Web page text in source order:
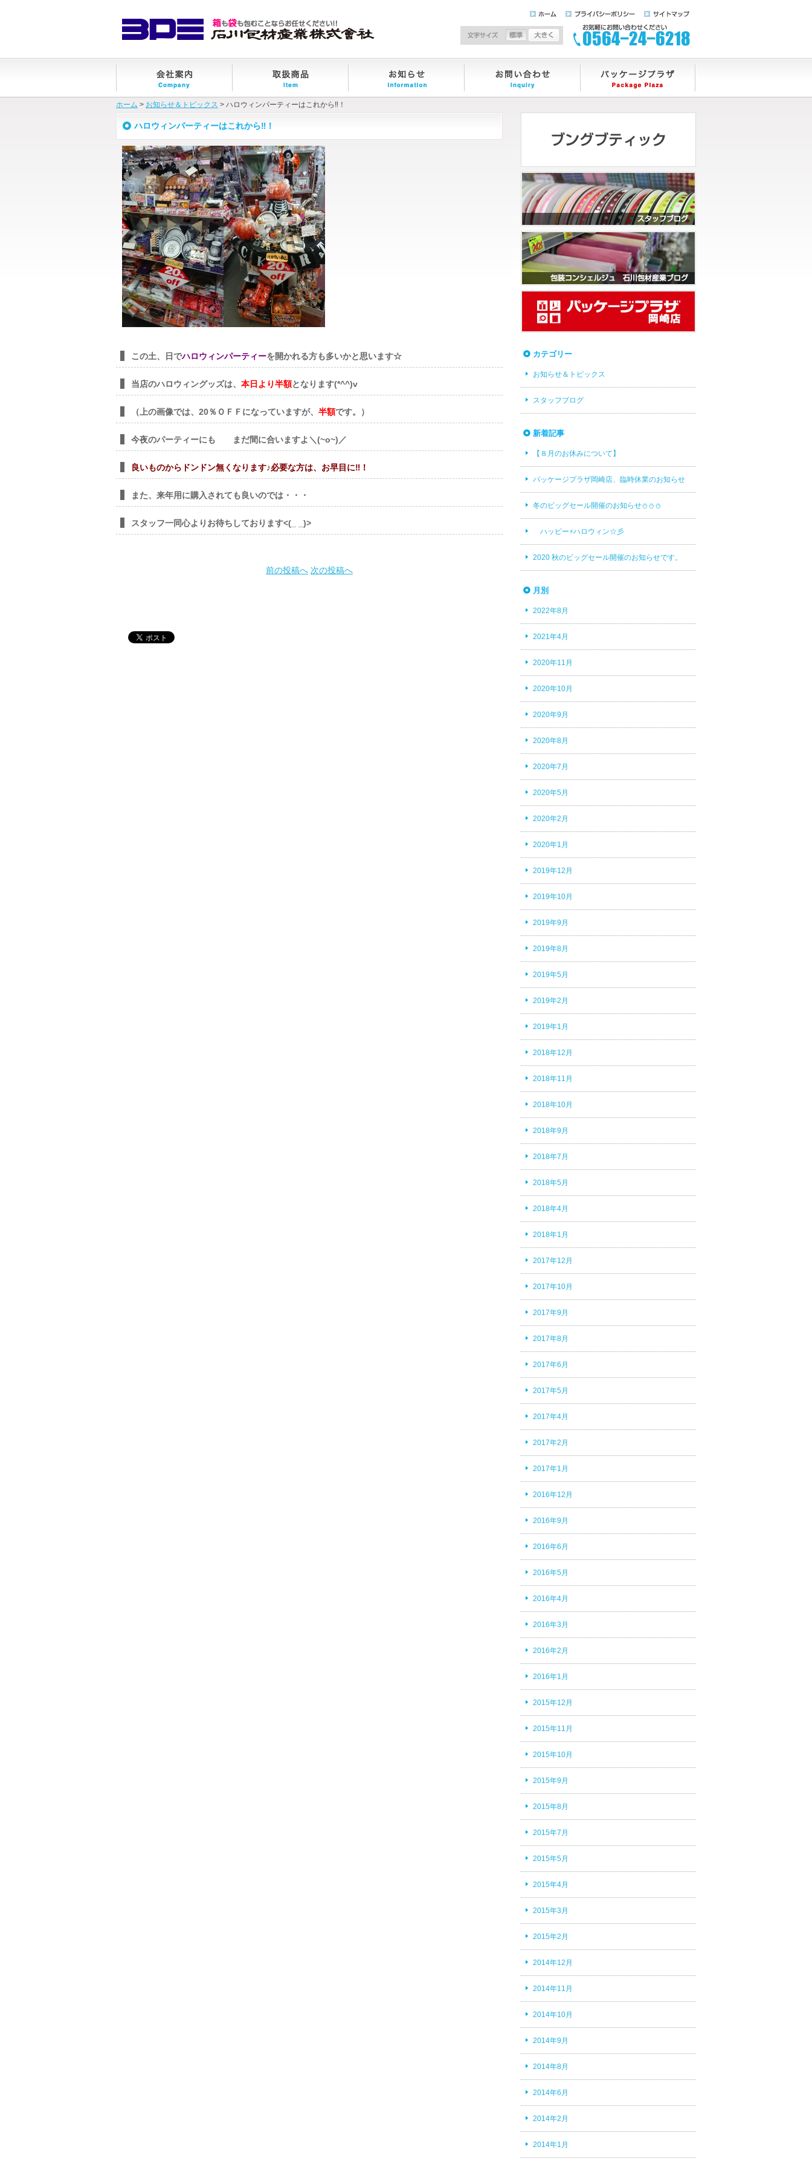
ホーム プライバシーポリシー
文字サイズを標準にする
文字サイズを大きくする
ホーム > お知らせ＆トピックス > ハロウィンパーティーはこれから‼！
ハロウィンパーティーはこれから‼！
この土、日でハロウィンパーティーを開かれる方も多いかと思います☆
当店のハロウィングッズは、 本日より半額となります(*^^)v
（上の画像では、20％ＯＦＦになっていますが、 半額です。）
今夜のパーティーにも まだ間に合いますよ＼(~o~)／
良いものからドンドン無くなります♪必要な方は、お早目に‼！
また、来年用に購入されても良いのでは・・・
スタッフ一同心よりお待ちしております<(_ _)>
前の投稿へ 次の投稿へ
カテゴリー
お知らせ＆トピックス
スタッフブログ
新着記事
【８月のお休みについて】
パッケージプラザ岡崎店、臨時休業のお知らせ
冬のビッグセール開催のお知らせ⛄⛄⛄
ハッピー⚡ハロウィン☆彡
2020 秋のビッグセール開催のお知らせです。
月別
2022年8月
2021年4月
2020年11月
2020年10月
2020年9月
2020年8月
2020年7月
2020年5月
2020年2月
2020年1月
2019年12月
2019年10月
2019年9月
2019年8月
2019年5月
2019年2月
2019年1月
2018年12月
2018年11月
2018年10月
2018年9月
2018年7月
2018年5月
2018年4月
2018年1月
2017年12月
2017年10月
2017年9月
2017年8月
2017年6月
2017年5月
2017年4月
2017年2月
2017年1月
2016年12月
2016年9月
2016年6月
2016年5月
2016年4月
2016年3月
2016年2月
2016年1月
2015年12月
2015年11月
2015年10月
2015年9月
2015年8月
2015年7月
2015年5月
2015年4月
2015年3月
2015年2月
2014年12月
2014年11月
2014年10月
2014年9月
2014年8月
2014年6月
2014年2月
2014年1月